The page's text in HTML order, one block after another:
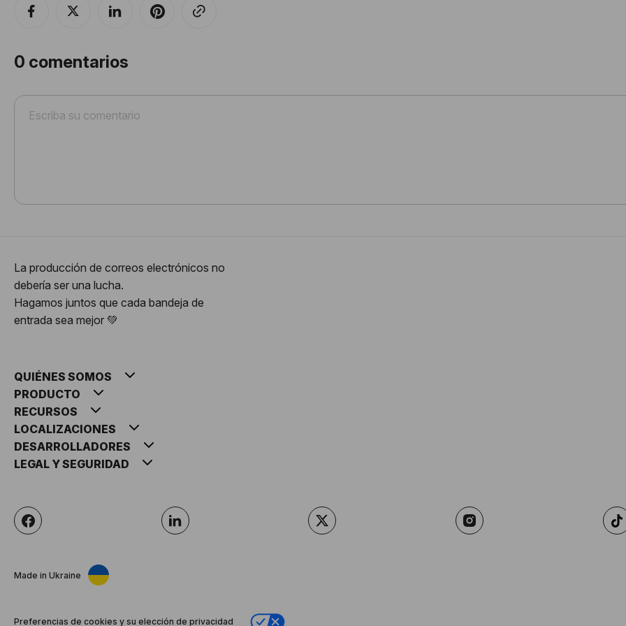
0 comentarios
La producción de correos electrónicos no
debería ser una lucha.
Hagamos juntos que cada bandeja de
entrada sea mejor 💚
QUIÉNES SOMOS
PRODUCTO
RECURSOS
LOCALIZACIONES
DESARROLLADORES
LEGAL Y SEGURIDAD
Made in Ukraine
Preferencias de cookies y su elección de privacidad